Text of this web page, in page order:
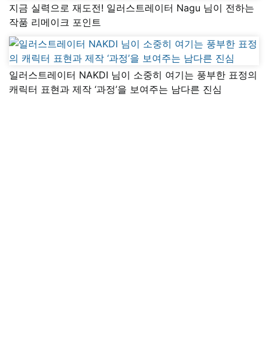
지금 실력으로 재도전! 일러스트레이터 Nagu 님이 전하는
작품 리메이크 포인트
일러스트레이터 NAKDI 님이 소중히 여기는 풍부한 표정의
캐릭터 표현과 제작 ‘과정’을 보여주는 남다른 진심